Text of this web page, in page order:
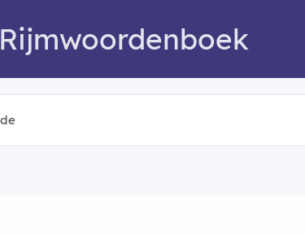
Rijmwoordenboek